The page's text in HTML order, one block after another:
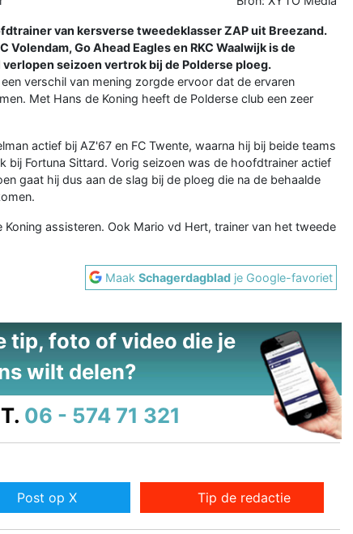
van kersverse tweedeklasser ZAP uit Breezand.
Go Ahead Eagles en RKC Waalwijk is de
seizoen vertrok bij de Polderse ploeg.
verschil van mening zorgde ervoor dat de ervaren
Met Hans de Koning heeft de Polderse club een zeer
actief bij AZ'67 en FC Twente, waarna hij bij beide teams
bij Fortuna Sittard. Vorig seizoen was de hoofdtrainer actief
gaat hij dus aan de slag bij de ploeg die na de behaalde
assisteren. Ook Mario vd Hert, trainer van het tweede
MaakSchagerdagblad je Google-favoriet
tip, foto of video die je
wilt delen?
T. 06 - 574 71 321
Post op X Tip de redactie